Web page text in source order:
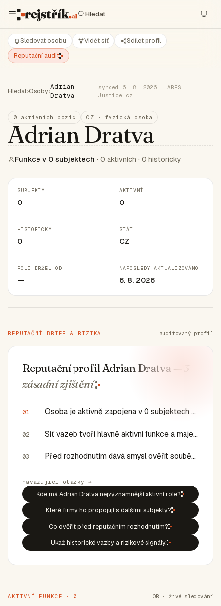
Sledovat osobu Vidět síť
Sdílet profil
Reputační audit
Hledat›Osoby›
Adrian
Dratva
synced 6. 8. 2026 · ARES ·
Justice.cz
0 aktivních pozic CZ · fyzická osoba
Adrian Dratva
Funkce v 0 subjektech · 0 aktivních · 0 historicky
SUBJEKTY
0
AKTIVNÍ
0
HISTORICKY
0
STÁT
CZ
ROLI DRŽEL OD
—
NAPOSLEDY AKTUALIZOVÁNO
6. 8. 2026
REPUTAČNÍ BRIEF & RIZIKA auditovaný profil
Reputační profil Adrian Dratva— 3
zásadnízjištění
01 Osoba je aktivně zapojena v 0 subjektech a má 0 historic…
02 Síť vazeb tvoří hlavně aktivní funkce a majetkové role v…
03 Před rozhodnutím dává smysl ověřit souběh rolí, historic…
navazující otázky →
Kde má Adrian Dratva nejvýznamnější aktivní role?
Které firmy ho propojují s dalšími subjekty?
Co ověřit před reputačním rozhodnutím?
Ukaž historické vazby a rizikové signály.
AKTIVNÍ FUNKCE · 0 OR · živé sledování